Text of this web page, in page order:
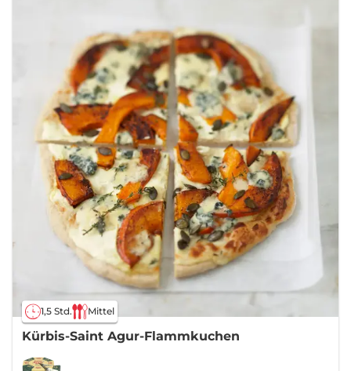
1,5 Std. Mittel
Kürbis-Saint Agur-Flammkuchen